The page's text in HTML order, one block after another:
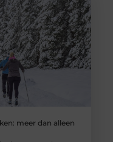
meer dan alleen